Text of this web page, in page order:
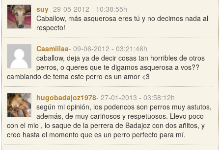
suy- 29-05-2012 - 10:38:55h
Caballow, más asquerosa eres tú y no decimos nada al
respecto!
Caamiilaa- 09-06-2012 - 03:21:46h
caballow, deja ya de decir cosas tan horribles de otros
perros, o queres que te digamos asquerosa a vos??
cambiando de tema este perro es un amor <3
hugobadajoz1978- 27-01-2013 - 03:58:12h
según mi opinión, los podencos son perros muy astutos,
además, de muy cariñosos y respetuosos. Llevo poco
con el mio , lo saque de la perrera de Badajoz con dos añitos, y
creo hasta el momento que es un perro perfecto para mí.